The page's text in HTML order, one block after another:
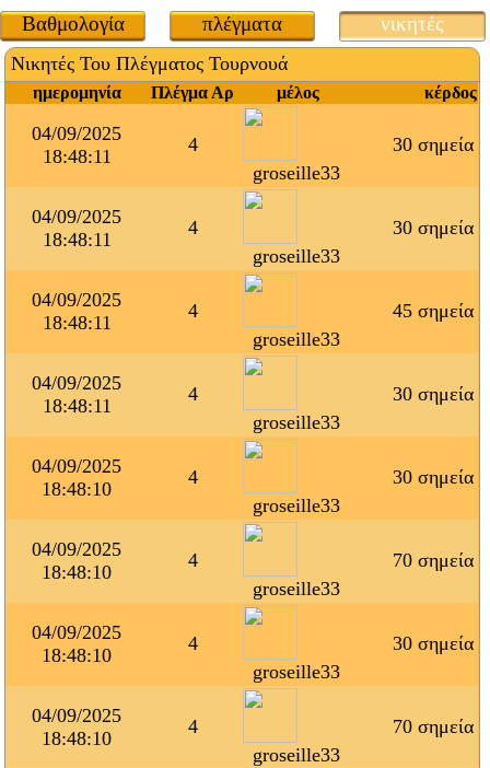
Βαθμολογία πλέγματα νικητές
Νικητές Του Πλέγματος Τουρνουά
ημερομηνία Πλέγμα Αρ μέλος κέρδος
04/09/2025
18:48:11
4
groseille33
30 σημεία
04/09/2025
18:48:11
4
groseille33
30 σημεία
04/09/2025
18:48:11
4
groseille33
45 σημεία
04/09/2025
18:48:11
4
groseille33
30 σημεία
04/09/2025
18:48:10
4
groseille33
30 σημεία
04/09/2025
18:48:10
4
groseille33
70 σημεία
04/09/2025
18:48:10
4
groseille33
30 σημεία
04/09/2025
18:48:10
4
groseille33
70 σημεία